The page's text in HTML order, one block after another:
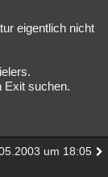
eigentlich nicht
Exit suchen.
um 18:05